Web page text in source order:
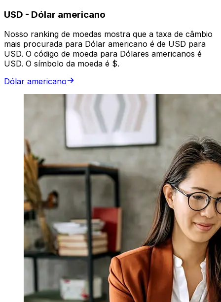
USD - Dólar americano
Nosso ranking de moedas mostra que a taxa de câmbio
mais procurada para Dólar americano é de USD para
USD. O código de moeda para Dólares americanos é
USD. O símbolo da moeda é $.
Dólar americano